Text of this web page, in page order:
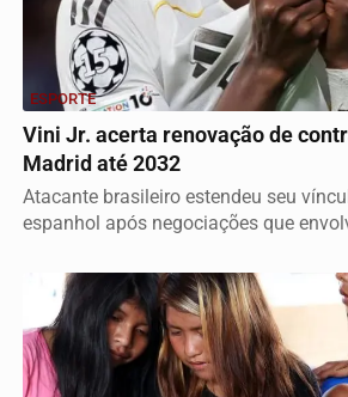
ESPORTE
Vini Jr. acerta renovação de
Madrid até 2032
Atacante brasileiro estendeu seu
espanhol após negociações que